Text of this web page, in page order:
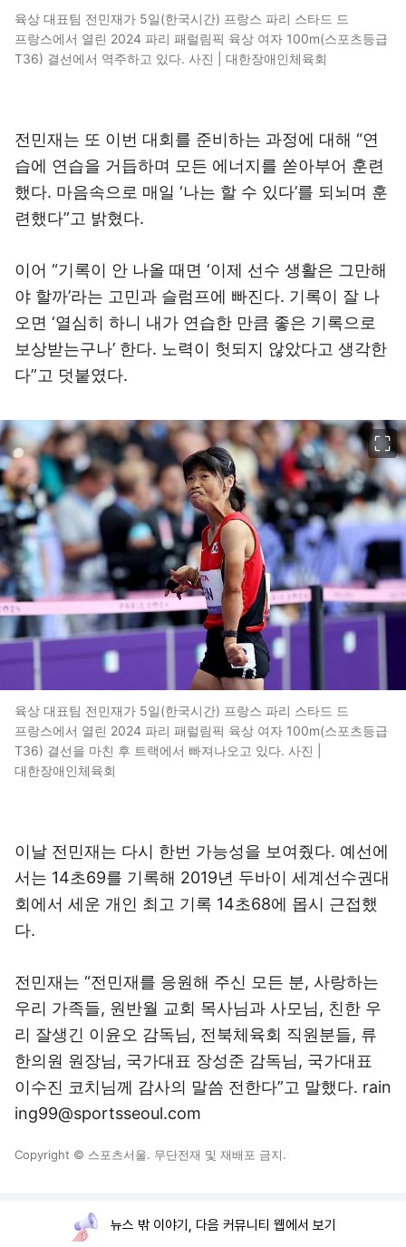
육상 대표팀 전민재가 5일(한국시간) 프랑스 파리 스타드 드
프랑스에서 열린 2024 파리 패럴림픽 육상 여자 100m(스포츠등급
T36) 결선에서 역주하고 있다. 사진 | 대한장애인체육회
전민재는 또 이번 대회를 준비하는 과정에 대해 “연
습에 연습을 거듭하며 모든 에너지를 쏟아부어 훈련
했다. 마음속으로 매일 ‘나는 할 수 있다’를 되뇌며 훈
련했다”고 밝혔다.
이어 “기록이 안 나올 때면 ‘이제 선수 생활은 그만해
야 할까’라는 고민과 슬럼프에 빠진다. 기록이 잘 나
오면 ‘열심히 하니 내가 연습한 만큼 좋은 기록으로
보상받는구나’ 한다. 노력이 헛되지 않았다고 생각한
다”고 덧붙였다.
육상 대표팀 전민재가 5일(한국시간) 프랑스 파리 스타드 드
프랑스에서 열린 2024 파리 패럴림픽 육상 여자 100m(스포츠등급
T36) 결선을 마친 후 트랙에서 빠져나오고 있다. 사진 |
대한장애인체육회
이날 전민재는 다시 한번 가능성을 보여줬다. 예선에
서는 14초69를 기록해 2019년 두바이 세계선수권대
회에서 세운 개인 최고 기록 14초68에 몹시 근접했
다.
전민재는 “전민재를 응원해 주신 모든 분, 사랑하는
우리 가족들, 원반월 교회 목사님과 사모님, 친한 우
리 잘생긴 이윤오 감독님, 전북체육회 직원분들, 류
한의원 원장님, 국가대표 장성준 감독님, 국가대표
이수진 코치님께 감사의 말씀 전한다”고 말했다. rain
ing99@sportsseoul.com
Copyright © 스포츠서울. 무단전재 및 재배포 금지.
뉴스 밖 이야기, 다음 커뮤니티 웹에서 보기